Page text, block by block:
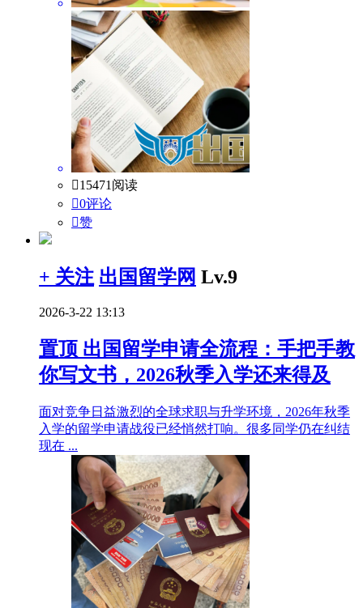
15471阅读
0评论
赞
+ 关注 出国留学网 Lv.9
2026-3-22 13:13
置顶 出国留学申请全流程：手把手教
你写文书，2026秋季入学还来得及
面对竞争日益激烈的全球求职与升学环境，2026年秋季
入学的留学申请战役已经悄然打响。很多同学仍在纠结
现在 ...